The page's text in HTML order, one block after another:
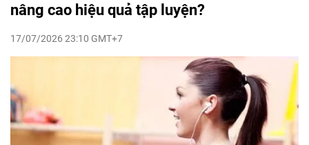
nâng cao hiệu quả tập luyện?
17/07/2026 23:10 GMT+7